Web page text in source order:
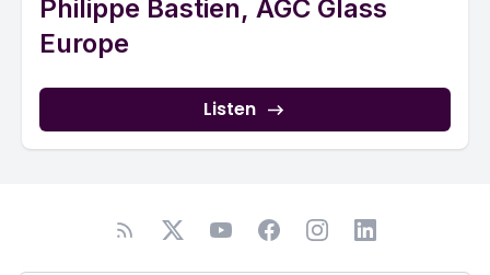
Philippe Bastien, AGC Glass
Europe
Listen